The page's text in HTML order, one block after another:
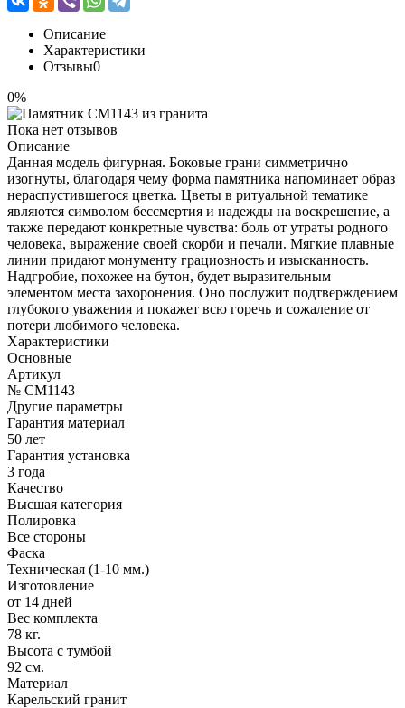
Описание
Характеристики
Отзывы0
0%
Пока нет отзывов
Описание
Данная модель фигурная. Боковые грани симметрично
изогнуты, благодаря чему форма памятника напоминает образ
нераспустившегося цветка. Цветы в ритуальной тематике
являются символом бессмертия и надежды на воскрешение, а
также передают конкретные чувства: боль от утраты родного
человека, выражение своей скорби и печали. Мягкие плавные
линии придают монументу грациозность и изысканность.
Надгробие, похожее на бутон, будет выразительным
элементом места захоронения. Оно послужит подтверждением
глубокого уважения и покажет всю горечь и сожаление от
потери любимого человека.
Характеристики
Основные
Артикул
№ CM1143
Другие параметры
Гарантия материал
50 лет
Гарантия установка
3 года
Качество
Высшая категория
Полировка
Все стороны
Фаска
Техническая (1-10 мм.)
Изготовление
от 14 дней
Вес комплекта
78 кг.
Высота с тумбой
92 см.
Материал
Карельский гранит